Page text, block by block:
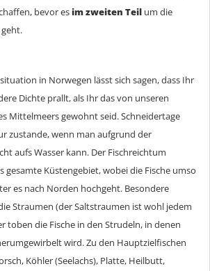
bevor esim zweiten Teil um die
in Norwegen lässt sich sagen, dass Ihr
Dichte prallt, als Ihr das von unseren
Mittelmeers gewohnt seid. Schneidertage
zustande, wenn man aufgrund der
aufs Wasser kann. Der Fischreichtum
gesamte Küstengebiet, wobei die Fische umso
es nach Norden hochgeht. Besondere
Straumen (der Saltstraumen ist wohl jedem
toben die Fische in den Strudeln, in denen
wird. Zu den Hauptzielfischen
Köhler (Seelachs), Platte, Heilbutt,